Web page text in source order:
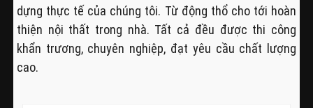
dựng thực tế của chúng tôi. Từ động thổ cho tới hoàn
thiện nội thất trong nhà. Tất cả đều được thi công
khẩn trương, chuyên nghiệp, đạt yêu cầu chất lượng
cao.